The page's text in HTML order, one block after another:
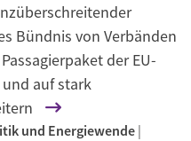
Bündnis von Verbänden
der EU-
auf stark
und Energiewende |